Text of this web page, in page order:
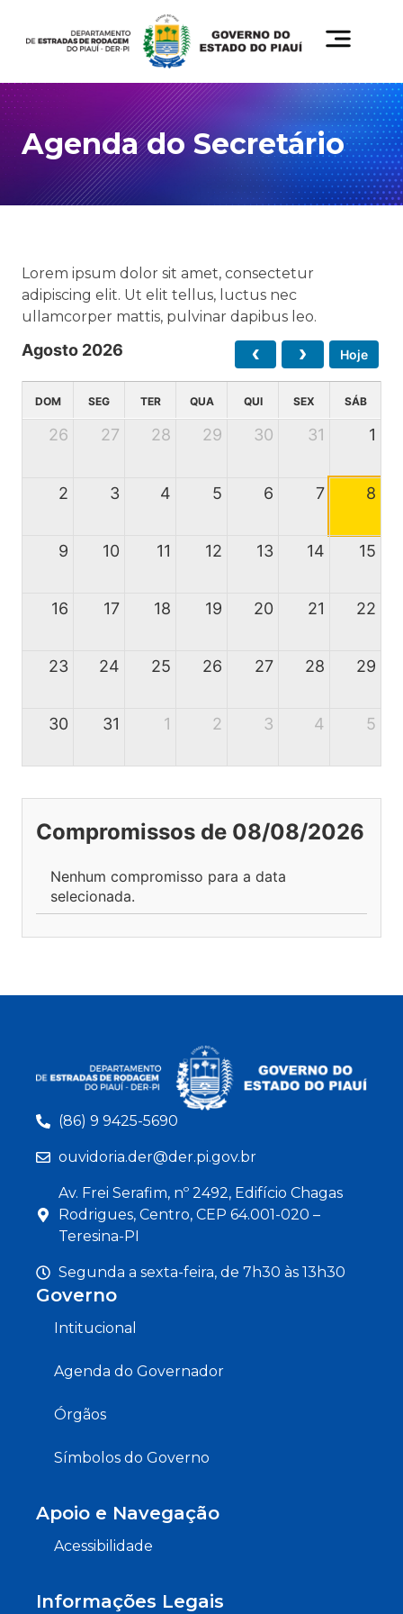
Agenda do Secretário
Lorem ipsum dolor sit amet, consectetur
adipiscing elit. Ut elit tellus, luctus nec
ullamcorper mattis, pulvinar dapibus leo.
Agosto 2026 Hoje
DOM SEG TER QUA QUI SEX SÁB
26 27 28 29 30 31 1
2 3 4 5 6 7 8
9 10 11 12 13 14 15
16 17 18 19 20 21 22
23 24 25 26 27 28 29
30 31 1 2 3 4 5
Compromissos de 08/08/2026
Nenhum compromisso para a data
selecionada.
(86) 9 9425-5690
ouvidoria.der@der.pi.gov.br
Av. Frei Serafim, nº 2492, Edifício Chagas
Rodrigues, Centro, CEP 64.001-020 –
Teresina-PI
Segunda a sexta-feira, de 7h30 às 13h30
Governo
Intitucional
Agenda do Governador
Órgãos
Símbolos do Governo
Apoio e Navegação
Acessibilidade
Informações Legais